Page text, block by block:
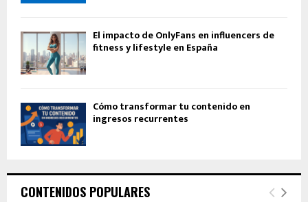
El impacto de OnlyFans en influencers de
fitness y lifestyle en España
Cómo transformar tu contenido en
ingresos recurrentes
CONTENIDOS POPULARES